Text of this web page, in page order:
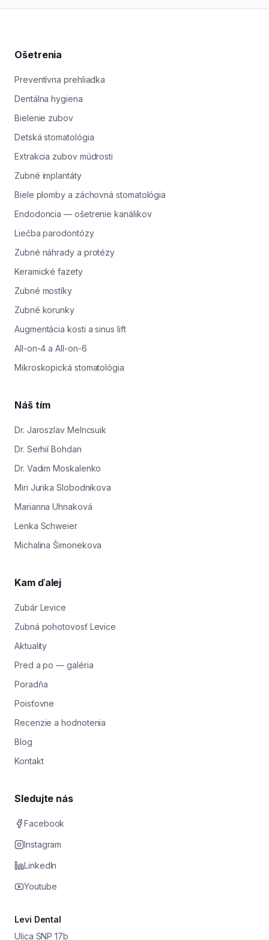
Ošetrenia
Preventívna prehliadka
Dentálna hygiena
Bielenie zubov
Detská stomatológia
Extrakcia zubov múdrosti
Zubné implantáty
Biele plomby a záchovná stomatológia
Endodoncia — ošetrenie kanálikov
Liečba parodontózy
Zubné náhrady a protézy
Keramické fazety
Zubné mostíky
Zubné korunky
Augmentácia kosti a sinus lift
All-on-4 a All-on-6
Mikroskopická stomatológia
Náš tím
Dr. Jaroszlav Melncsuik
Dr. Serhií Bohdan
Dr. Vadim Moskalenko
Miri Jurika Slobodnikova
Marianna Uhnaková
Lenka Schweier
Michalina Šimonekova
Kam ďalej
Zubár Levice
Zubná pohotovosť Levice
Aktuality
Pred a po — galéria
Poradňa
Poisťovne
Recenzie a hodnotenia
Blog
Kontakt
Sledujte nás
Facebook
Instagram
LinkedIn
Youtube
Levi Dental
Ulica SNP 17b